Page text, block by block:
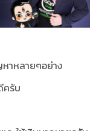
าหลายๆอย่าง
ครับ